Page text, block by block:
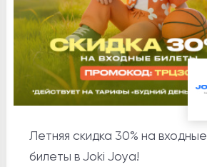
Летняя скидка 30% на входные
билеты в Joki Joya!